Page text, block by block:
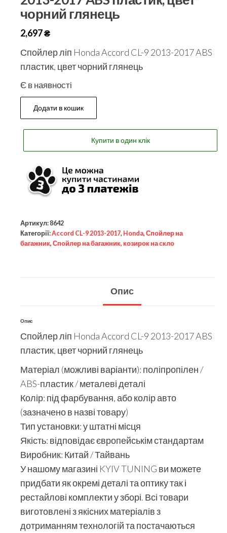
чорний глянець
2,697₴
Спойлер ліп Honda Accord CL-9 2013-2017 ABS
пластик, цвет чорний глянець
Є в наявності
Додати в кошик
Купити в один клік
Артикул: 8642
Категорії:Accord CL-9 2013-2017, Honda, Спойлер на
багажник, Спойлер на багажник, козирок на скло
Опис
Опис
Спойлер ліп Honda Accord CL-9 2013-2017 ABS
пластик, цвет чорний глянець
Матеріал (можливі варіанти): поліпропілен /
ABS-пластик / металеві деталі
Колір: під фарбування, або колір авто
(зазначено в назві товару)
Тип установки: у штатні місця
Якість: відповідає європейськім стандартам
Виробник: Китай / Тайвань
У нашому магазині KYIV TUNING ви можете
придбати як окремі деталі та оптику так і
рестайлові комплекти у зборі. Всі товари
виготовлені з якісних матеріалів з
дотриманням технологій та постачаються